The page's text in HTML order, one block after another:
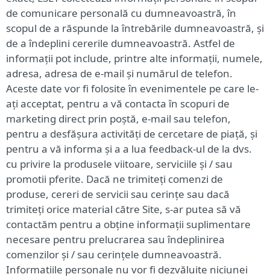
de comunicare personală cu dumneavoastră, în
scopul de a răspunde la întrebările dumneavoastră, și
de a îndeplini cererile dumneavoastră. Astfel de
informații pot include, printre alte informații, numele,
adresa, adresa de e-mail și numărul de telefon.
Aceste date vor fi folosite în evenimentele pe care le-
ați acceptat, pentru a vă contacta în scopuri de
marketing direct prin poștă, e-mail sau telefon,
pentru a desfășura activități de cercetare de piață, și
pentru a vă informa și a a lua feedback-ul de la dvs.
cu privire la produsele viitoare, serviciile și / sau
promotii pferite. Dacă ne trimiteți comenzi de
produse, cereri de servicii sau cerințe sau dacă
trimiteți orice material către Site, s-ar putea să vă
contactăm pentru a obține informații suplimentare
necesare pentru prelucrarea sau îndeplinirea
comenzilor și / sau cerințele dumneavoastră.
Informatiile personale nu vor fi dezvăluite niciunei